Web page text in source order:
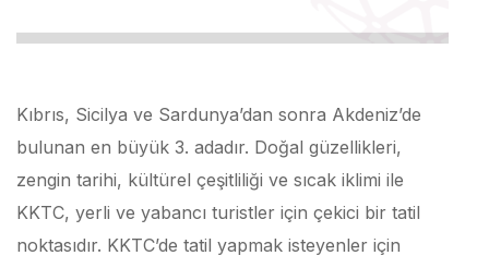
Kıbrıs, Sicilya ve Sardunya’dan sonra Akdeniz’de
bulunan en büyük 3. adadır. Doğal güzellikleri,
zengin tarihi, kültürel çeşitliliği ve sıcak iklimi ile
KKTC, yerli ve yabancı turistler için çekici bir tatil
noktasıdır. KKTC’de tatil yapmak isteyenler için